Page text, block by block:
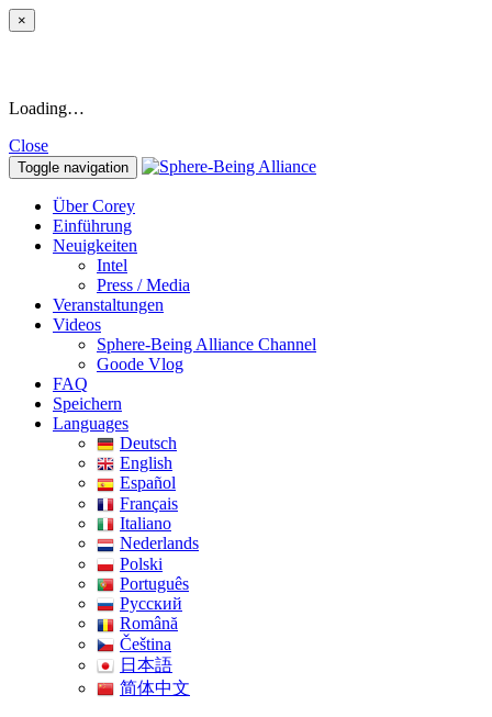
×
Loading…
Close
Toggle navigation
Über Corey
Einführung
Neuigkeiten
Intel
Press / Media
Veranstaltungen
Videos
Sphere-Being Alliance Channel
Goode Vlog
FAQ
Speichern
Languages
Deutsch
English
Español
Français
Italiano
Nederlands
Polski
Português
Pусский
Română
Čeština
日本語
简体中文